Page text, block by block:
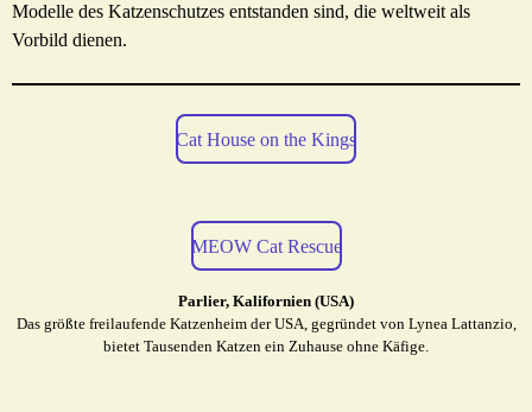
Modelle des Katzenschutzes entstanden sind, die weltweit als
Vorbild dienen.
Cat House on the Kings
MEOW Cat Rescue
Parlier, Kalifornien (USA)
Das größte freilaufende Katzenheim der USA, gegründet von Lynea Lattanzio,
bietet Tausenden Katzen ein Zuhause ohne Käfige.